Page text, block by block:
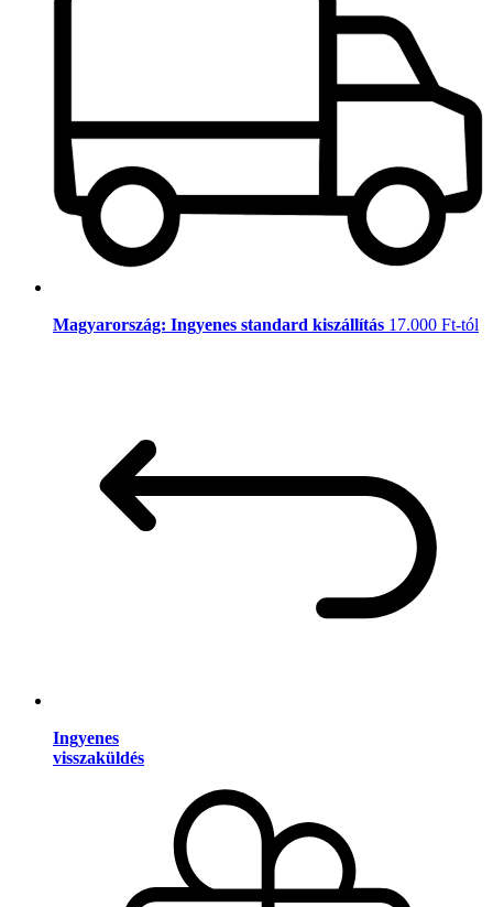
Magyarország: Ingyenes standard kiszállítás 17.000 Ft-tól
Ingyenes
visszaküldés